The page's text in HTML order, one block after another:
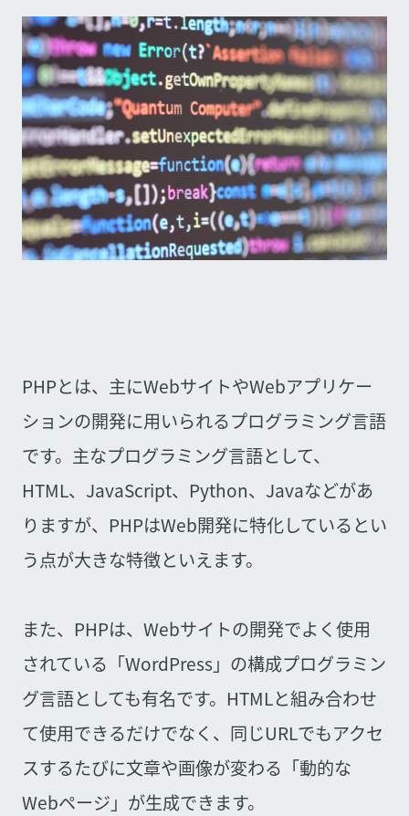
PHPとは、主にWebサイトやWebアプリケー
ションの開発に用いられるプログラミング言語
です。主なプログラミング言語として、
HTML、JavaScript、Python、Javaなどがあ
りますが、PHPはWeb開発に特化しているとい
う点が大きな特徴といえます。
また、PHPは、Webサイトの開発でよく使用
されている「WordPress」の構成プログラミン
グ言語としても有名です。HTMLと組み合わせ
て使用できるだけでなく、同じURLでもアクセ
スするたびに文章や画像が変わる「動的な
Webページ」が生成できます。